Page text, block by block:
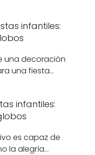
infantiles:
una decoración
una fiesta…
infantiles:
es capaz de
la alegría…